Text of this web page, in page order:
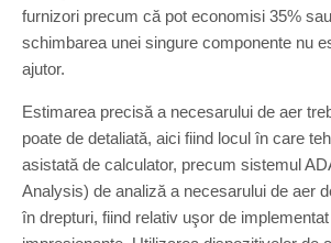
furnizori precum că pot economisi 35%
schimbarea unei singure componente nu
ajutor.
Estimarea precisă a necesarului de aer
poate de detaliată, aici fiind locul în care
asistată de calculator, precum sistemul
Analysis) de analiză a necesarului de aer
în drepturi, fiind relativ uşor de